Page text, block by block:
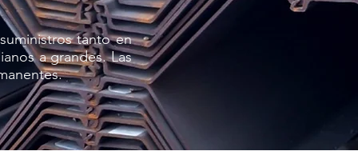
tanto en
a grandes. Las